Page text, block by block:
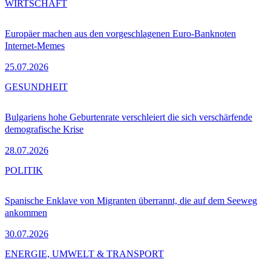
Europäer machen aus den vorgeschlagenen Euro-Banknoten
Internet-Memes
25.07.2026
WIRTSCHAFT
Bulgariens hohe Geburtenrate verschleiert die sich verschärfende
demografische Krise
28.07.2026
GESUNDHEIT
Spanische Enklave von Migranten überrannt, die auf dem Seeweg
ankommen
30.07.2026
POLITIK
ENERGIE, UMWELT & TRANSPORT